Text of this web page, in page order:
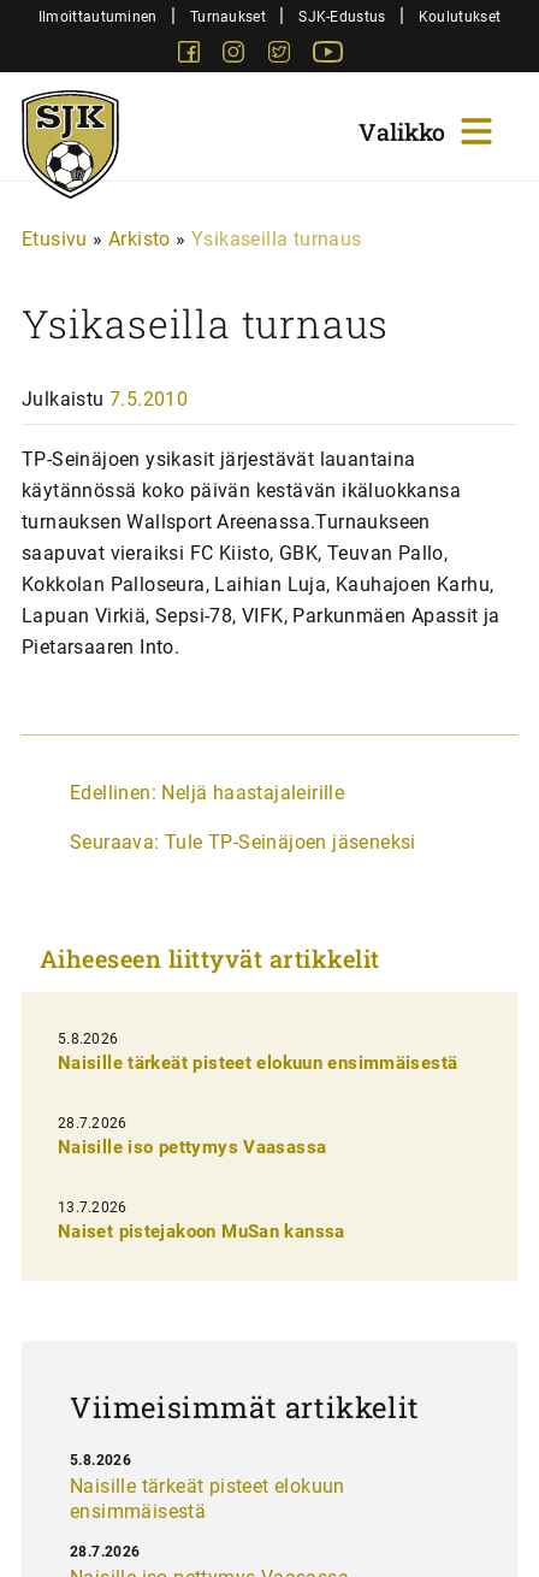
SiirryIlmoittautuminen | Turnaukset | SJK-Edustus | Koulutukset
FacebookInstagram
Twitter
Sjk-
Juniorit
Etusivu » Arkisto » Ysikaseilla turnaus
Ysikaseilla turnaus
Julkaistu 7.5.2010
TP-Seinäjoen ysikasit järjestävät lauantaina
käytännössä koko päivän kestävän ikäluokkansa
turnauksen Wallsport Areenassa.Turnaukseen
saapuvat vieraiksi FC Kiisto, GBK, Teuvan Pallo,
Kokkolan Palloseura, Laihian Luja, Kauhajoen Karhu,
Lapuan Virkiä, Sepsi-78, VIFK, Parkunmäen Apassit ja
Pietarsaaren Into.
A
t
k
e
l
i
e
n
e
Edellinen: Neljä haastajaleirille
Seuraava: Tule TP-Seinäjoen jäseneksi
Aiheeseen liittyvät artikkelit
5.8.2026
Naisille tärkeät pisteet elokuun ensimmäisestä
28.7.2026
Naisille iso pettymys Vaasassa
13.7.2026
Naiset pistejakoon MuSan kanssa
Viimeisimmät artikkelit
Naisille tärkeät pisteet elokuun
ensimmäisestä
5.8.2026
28.7.2026